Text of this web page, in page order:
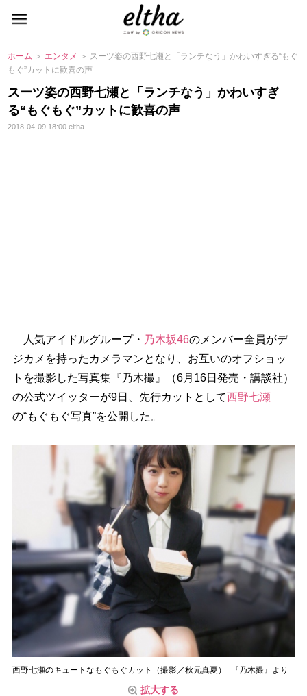
ホーム ＞ エンタメ ＞ スーツ姿の西野七瀬と「ランチなう」かわいすぎる“もぐ
もぐ”カットに歓喜の声
スーツ姿の西野七瀬と「ランチなう」かわいすぎ
る“もぐもぐ”カットに歓喜の声
2018-04-09 18:00eltha
人気アイドルグループ・ 乃木坂46のメンバー全員がデ
ジカメを持ったカメラマンとなり、お互いのオフショッ
トを撮影した写真集『乃木撮』（6月16日発売・講談社）
の公式ツイッターが9日、先行カットとして西野七瀬
の“もぐもぐ写真”を公開した。
西野七瀬のキュートなもぐもぐカット（撮影／秋元真夏）=『乃木撮』より
拡大する